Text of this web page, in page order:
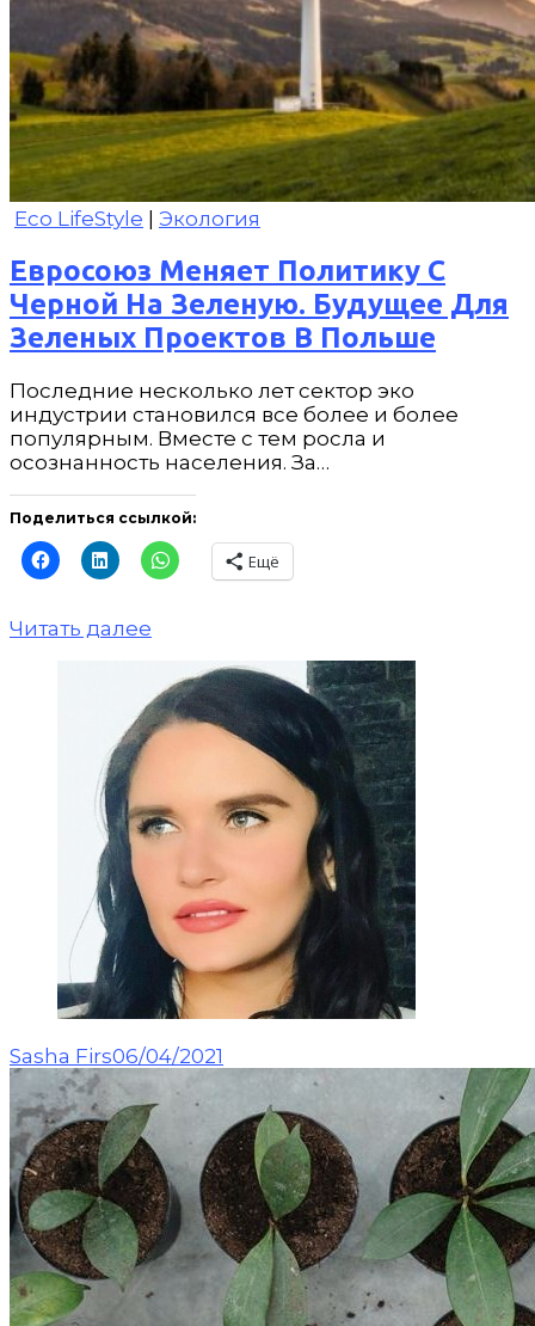
Eco LifeStyle | Экология
Евросоюз Меняет Политику С
Черной На Зеленую. Будущее Для
Зеленых Проектов В Польше
Последние несколько лет сектор эко
индустрии становился все более и более
популярным. Вместе с тем росла и
осознанность населения. За…
Поделиться ссылкой:
Ещё
Читать далее
Sasha Firs06/04/2021